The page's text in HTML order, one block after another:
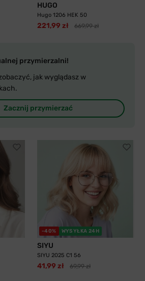
przymierzalni!
jak wyglądasz w
Zacznij przymierzać
HUGO
Hugo 1206 HEK 50
221,99 zł 669,99 zł
-40% WYSYŁKA 24H
SIYU
SIYU 2025 C1 56
41,99 zł 69,99 zł